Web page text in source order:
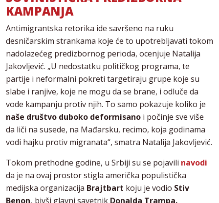
KAMPANJA
Antimigrantska retorika ide savršeno na ruku
desničarskim strankama koje će to upotrebljavati tokom
nadolazećeg predizbornog perioda, ocenjuje Natalija
Jakovljević. „U nedostatku političkog programa, te
partije i neformalni pokreti targetiraju grupe koje su
slabe i ranjive, koje ne mogu da se brane, i odluče da
vode kampanju protiv njih. To samo pokazuje koliko je
naše društvo duboko deformisano i počinje sve više
da liči na susede, na Mađarsku, recimo, koja godinama
vodi hajku protiv migranata“, smatra Natalija Jakovljević.
Tokom prethodne godine, u Srbiji su se pojavili navodi
da je na ovaj prostor stigla američka populistička
medijska organizacija Brajtbart koju je vodio Stiv
Benon, bivši glavni savetnik Donalda Trampa.